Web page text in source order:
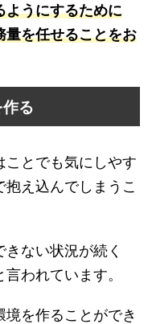
ようにするために
量を任せることをお
る
ことでも気にしやす
え込んでしまうこ
ない状況が続く
われています。
を作ることができ